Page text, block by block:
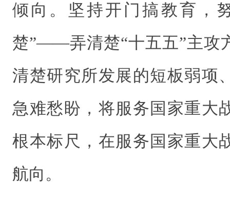
倾向。坚持开门搞教育，
楚”——弄清楚“十五五”主攻
清楚研究所发展的短板弱项
急难愁盼，将服务国家重大
根本标尺，在服务国家重大
航向。